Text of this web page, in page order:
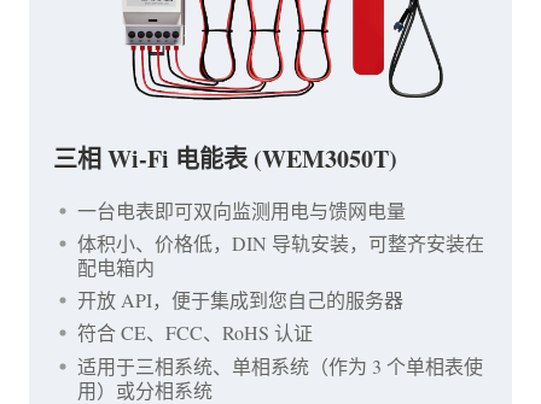
三相 Wi-Fi 电能表 (WEM3050T)
一台电表即可双向监测用电与馈网电量
体积小、价格低，DIN 导轨安装，可整齐安装在
配电箱内
开放 API，便于集成到您自己的服务器
符合 CE、FCC、RoHS 认证
适用于三相系统、单相系统（作为 3 个单相表使
用）或分相系统